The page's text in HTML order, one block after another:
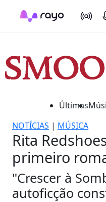
On Air
Últimas
NOTÍCIAS | MÚSICA
Rita
primeiro
"Crescer à
autoficção